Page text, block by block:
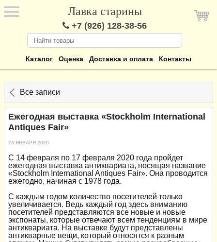
Лавка старины
+7 (926) 128-38-56
Каталог Оценка Доставка и оплата Контакты
Все записи
Ежегодная выставка «Stockholm International
Antiques Fair»
23 ЯНВАРЯ 2020
С 14 февраля по 17 февраля 2020 года пройдет
ежегодная выставка антиквариата, носящая название
«Stockholm International Antiques Fair». Она проводится
ежегодно, начиная с 1978 года.
С каждым годом количество посетителей только
увеличивается. Ведь каждый год здесь вниманию
посетителей представляются все новые и новые
экспонаты, которые отвечают всем тенденциям в мире
антиквариата. На выставке будут представлены
антикварные вещи, который относятся к разным